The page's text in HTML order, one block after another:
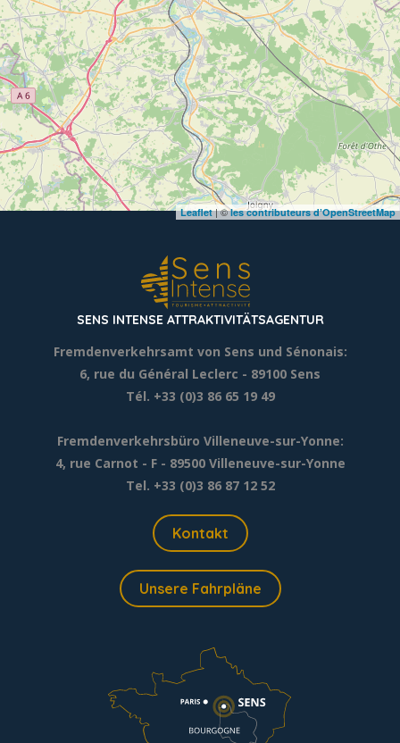
Leaflet| ©les contributeurs d’OpenStreetMap
SENS INTENSE ATTRAKTIVITÄTSAGENTUR
Fremdenverkehrsamt von Sens und Sénonais:
6, rue du Général Leclerc - 89100 Sens
Tél. +33 (0)3 86 65 19 49
Fremdenverkehrsbüro Villeneuve-sur-Yonne:
4, rue Carnot - F - 89500 Villeneuve-sur-Yonne
Tel. +33 (0)3 86 87 12 52
Kontakt
Unsere Fahrpläne